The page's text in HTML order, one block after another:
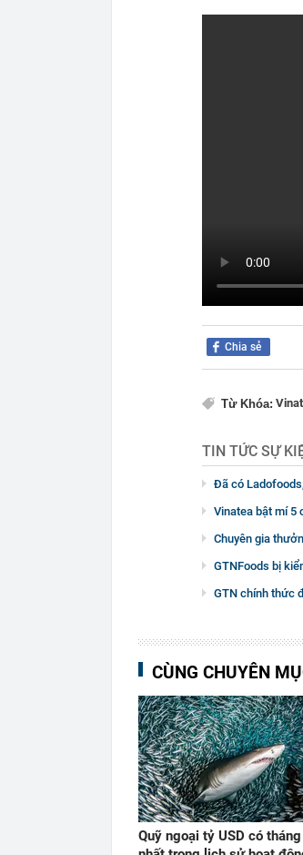
Chia sẻ
Từ Khóa:
TIN TỨC SỰ
Đã có
Vinatea bật mí 5
Chuyên gia
GTNFoods bị
GTN chính thức
CÙNG CHUYÊN
Quỹ ngoại tỷ USD có